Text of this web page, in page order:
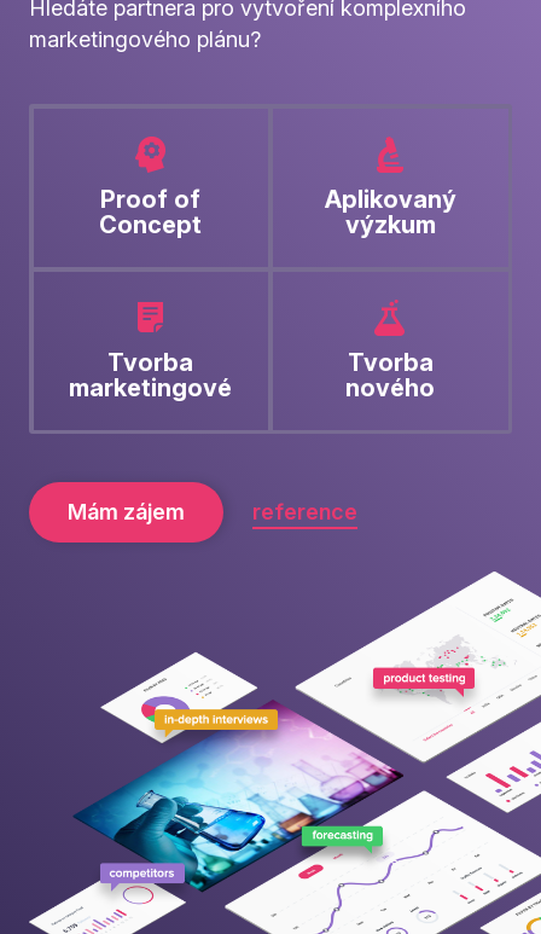
Hledáte partnera pro vytvoření komplexního
marketingového plánu?
Proof of
Concept
Aplikovaný
výzkum
Tvorba
marketingové
Tvorba
nového
Mám zájem reference